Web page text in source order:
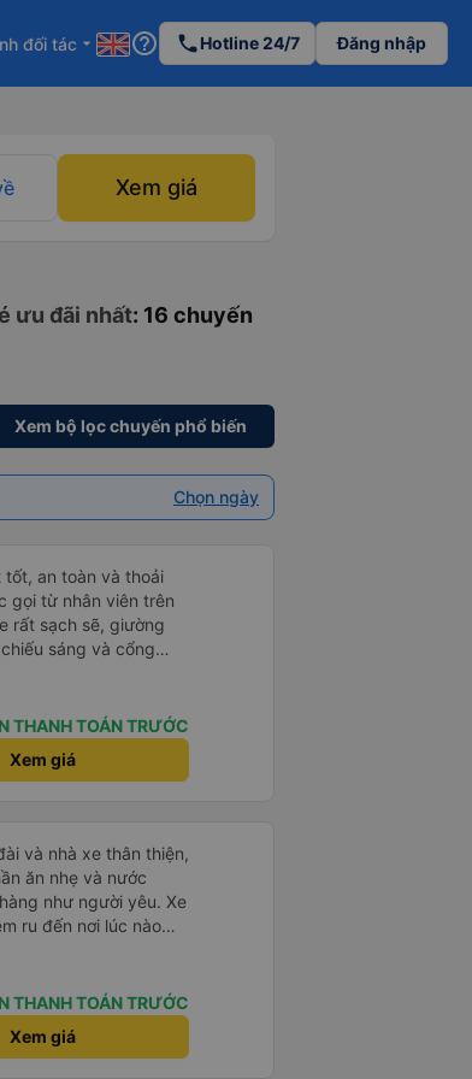
đối tác arrow_drop_down help_outline phoneHotline 24/7 Đăng nhập
Xem giá
ưu đãi nhất: 16 chuyến
Xem bộ lọc chuyến phổ biến
Chọn ngày
an toàn và thoải
gọi từ nhân viên trên
rất sạch sẽ, giường
sáng và cổng
rất lịch sự và xe
THANH TOÁN TRƯỚC
Xem giá
và nhà xe thân thiện,
ăn nhẹ và nước
như người yêu. Xe
ru đến nơi lúc nào
drinks. When the
as they were waking
and planning to take
THANH TOÁN TRƯỚC
Xem giá